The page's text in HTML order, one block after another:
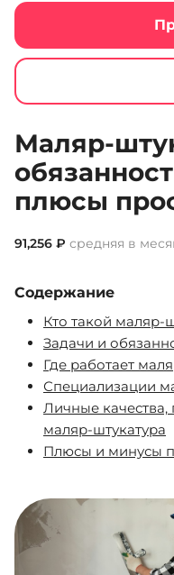
Маляр-
плюсы
91,256 ₽ средняя в
Содержание
Кто такой маляр-
Задачи и
Где работает
Специализации
Личные
маляр-штукатура
Плюсы и минусы